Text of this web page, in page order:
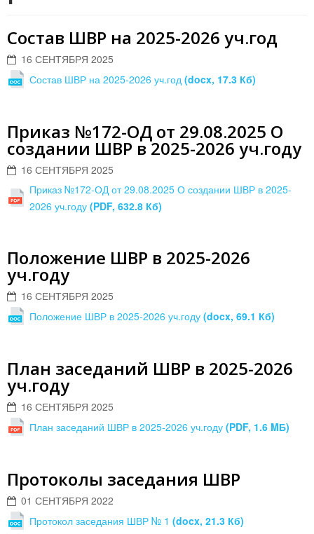
Состав ШВР на 2025-2026 уч.год
16 СЕНТЯБРЯ 2025
Состав ШВР на 2025-2026 уч.год (docx, 17.3 Кб)
Приказ №172-ОД от 29.08.2025 О
создании ШВР в 2025-2026 уч.году
16 СЕНТЯБРЯ 2025
Приказ №172-ОД от 29.08.2025 О создании ШВР в 2025-
2026 уч.году (PDF, 632.8 Кб)
Положение ШВР в 2025-2026
уч.году
16 СЕНТЯБРЯ 2025
Положение ШВР в 2025-2026 уч.году (docx, 69.1 Кб)
План заседаний ШВР в 2025-2026
уч.году
16 СЕНТЯБРЯ 2025
План заседаний ШВР в 2025-2026 уч.году (PDF, 1.6 MБ)
Протоколы заседания ШВР
01 СЕНТЯБРЯ 2022
Протокол заседания ШВР № 1 (docx, 21.3 Кб)